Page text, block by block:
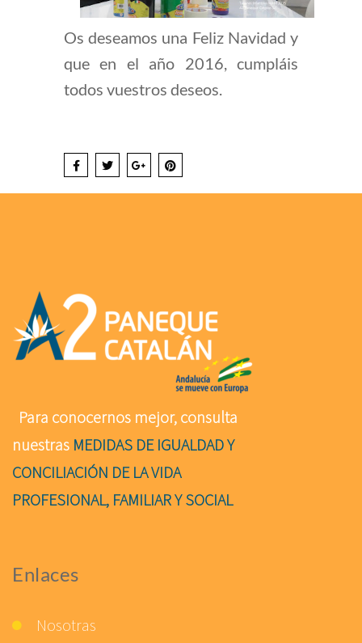
Os deseamos una Feliz Navidad y
que en el año 2016, cumpláis
todos vuestros deseos.
Para conocernos mejor, consulta
nuestras MEDIDAS DE IGUALDAD Y
CONCILIACIÓN DE LA VIDA
PROFESIONAL, FAMILIAR Y SOCIAL
Enlaces
Nosotras